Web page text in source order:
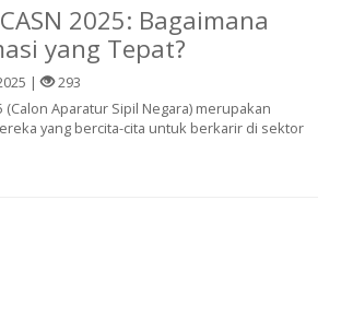
2025: Bagaimana
yang Tepat?
|
293
(Calon Aparatur Sipil Negara) merupakan
yang bercita-cita untuk berkarir di sektor